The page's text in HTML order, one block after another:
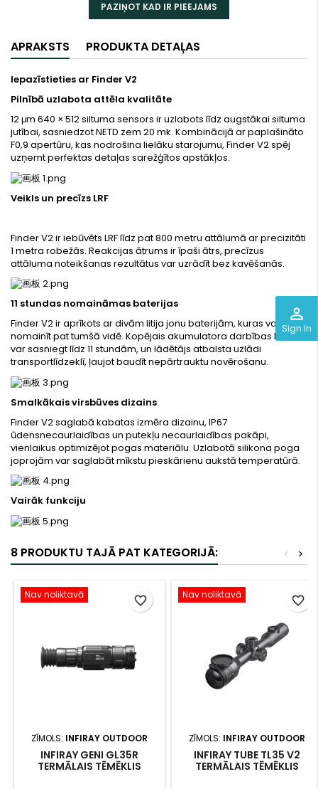
perm_identity
Sign In
PAZIŅOT KAD IR PIEEJAMS
APRAKSTS PRODUKTA DETAĻAS
Iepazīstieties ar Finder V2
Pilnībā uzlabota attēla kvalitāte
12 μm 640 × 512 siltuma sensors ir uzlabots līdz augstākai siltuma
jutībai, sasniedzot NETD zem 20 mk. Kombinācijā ar paplašināto
F0,9 apertūru, kas nodrošina lielāku starojumu, Finder V2 spēj
uzņemt perfektas detaļas sarežģītos apstākļos.
Veikls un precīzs LRF
Finder V2 ir iebūvēts LRF līdz pat 800 metru attālumā ar precizitāti
1 metra robežās. Reakcijas ātrums ir īpaši ātrs, precīzus
attāluma noteikšanas rezultātus var uzrādīt bez kavēšanās.
11 stundas nomaināmas baterijas
Finder V2 ir aprīkots ar divām litija jonu baterijām, kuras var viegli
nomainīt pat tumšā vidē. Kopējais akumulatora darbības laiks
var sasniegt līdz 11 stundām, un lādētājs atbalsta uzlādi
transportlīdzeklī, ļaujot baudīt nepārtrauktu novērošanu.
Smalkākais virsbūves dizains
Finder V2 saglabā kabatas izmēra dizainu, IP67
ūdensnecaurlaidības un putekļu necaurlaidības pakāpi,
vienlaikus optimizējot pogas materiālu. Uzlabotā silikona poga
joprojām var saglabāt mīkstu pieskārienu aukstā temperatūrā.
Vairāk funkciju
8 PRODUKTU TAJĀ PAT KATEGORIJĀ: >
<
Nav noliktavā
ZĪMOLS: INFIRAY OUTDOOR
INFIRAY GENI GL35R
TERMĀLAIS TĒMĒKLIS
favorite_border Nav noliktavā
ZĪMOLS: INFIRAY OUTDOOR
INFIRAY TUBE TL35 V2
TERMĀLAIS TĒMĒKLIS
favorite_border